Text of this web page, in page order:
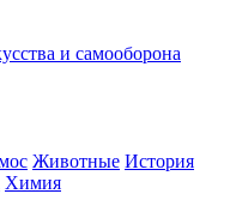
и самооборона
Животные История
Химия